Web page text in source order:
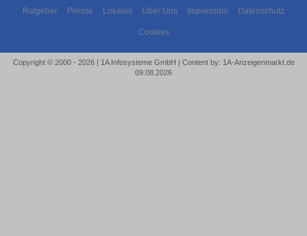
Ratgeber Presse Lokales Über Uns Impressum Datenschutz
Cookies
Copyright © 2000 - 2026 | 1A Infosysteme GmbH | Content by: 1A-Anzeigenmarkt.de
09.08.2026